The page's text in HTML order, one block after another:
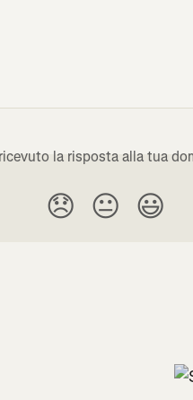
la risposta alla tua
😞 😐 😃